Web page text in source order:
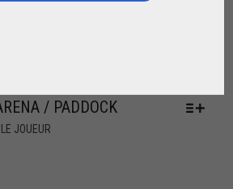
/ PADDOCK
JOUEUR